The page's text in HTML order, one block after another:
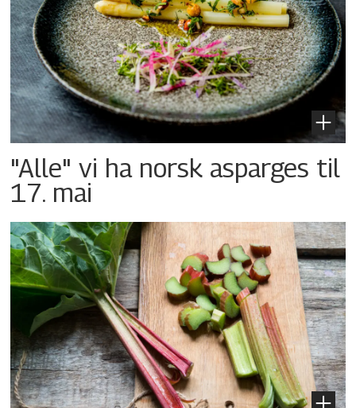
"Alle" vi ha norsk asparges til
17. mai